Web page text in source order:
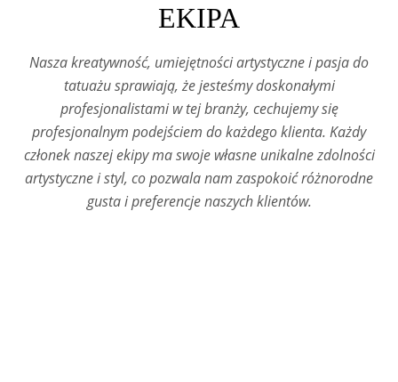
EKIPA
Nasza kreatywność, umiejętności artystyczne i pasja do
tatuażu sprawiają, że jesteśmy doskonałymi
profesjonalistami w tej branży, cechujemy się
profesjonalnym podejściem do każdego klienta. Każdy
członek naszej ekipy ma swoje własne unikalne zdolności
artystyczne i styl, co pozwala nam zaspokoić różnorodne
gusta i preferencje naszych klientów.